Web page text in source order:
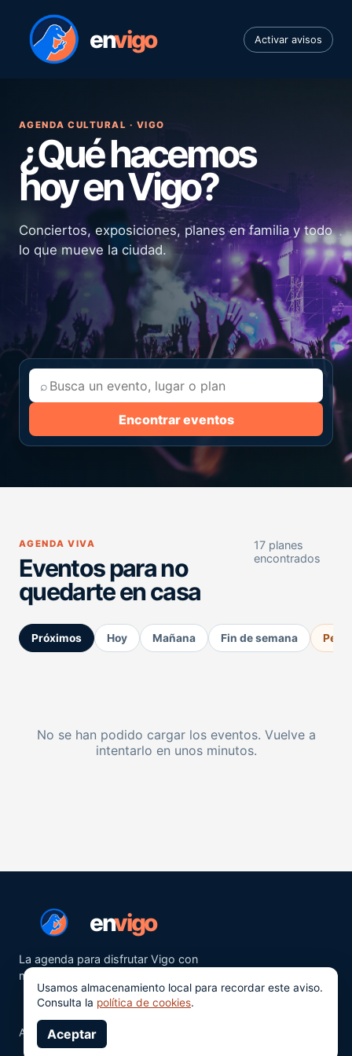
envigo Activar avisos
AGENDA CULTURAL · VIGO
¿Qué hacemos
hoy en Vigo?
Conciertos, exposiciones, planes en familia y todo
lo que mueve la ciudad.
⌕
Encontrar eventos
AGENDA VIVA
Eventos para no
quedarte en casa
17 planes
encontrados
Próximos Hoy Mañana Fin de semana
No se han podido cargar los eventos. Vuelve a
intentarlo en unos minutos.
envigo
La agenda para disfrutar Vigo con
más ganas.
Aviso legalPrivacidad
Usamos almacenamiento local para recordar este aviso.
Consulta la política de cookies.
Aceptar